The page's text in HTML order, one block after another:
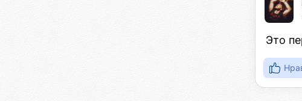
Это